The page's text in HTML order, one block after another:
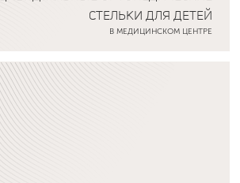
СТЕЛЬКИ ДЛЯ ДЕТЕЙ
В МЕДИЦИНСКОМ ЦЕНТРЕ